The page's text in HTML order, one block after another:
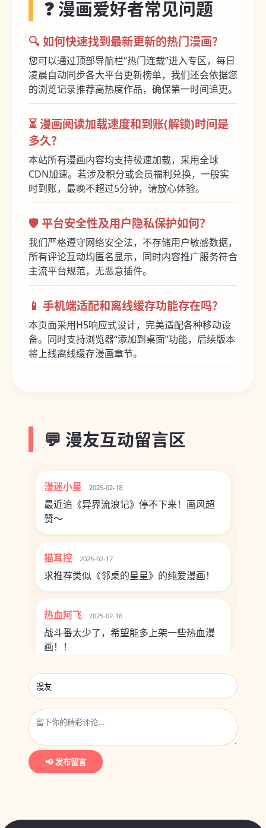
❓ 漫画爱好者常见问题
🔍 如何快速找到最新更新的热门漫画？
您可以通过顶部导航栏“热门连载”进入专区，每日
凌晨自动同步各大平台更新榜单，我们还会依据您
的浏览记录推荐高热度作品，确保第一时间追更。
⏳ 漫画阅读加载速度和到账(解锁)时间是
多久？
本站所有漫画内容均支持极速加载，采用全球
CDN加速。若涉及积分或会员福利兑换，一般实
时到账，最晚不超过5分钟，请放心体验。
🛡️ 平台安全性及用户隐私保护如何？
我们严格遵守网络安全法，不存储用户敏感数据，
所有评论互动均匿名显示，同时内容推广服务符合
主流平台规范，无恶意插件。
📱 手机端适配和离线缓存功能存在吗？
本页面采用H5响应式设计，完美适配各种移动设
备。同时支持浏览器“添加到桌面”功能，后续版本
将上线离线缓存漫画章节。
💬 漫友互动留言区
漫迷小星 2025-02-18
最近追《异界流浪记》停不下来！画风超
赞～
猫耳控 2025-02-17
求推荐类似《邻桌的星星》的纯爱漫画！
热血阿飞 2025-02-16
战斗番太少了，希望能多上架一些热血漫
画！！
📢 发布留言